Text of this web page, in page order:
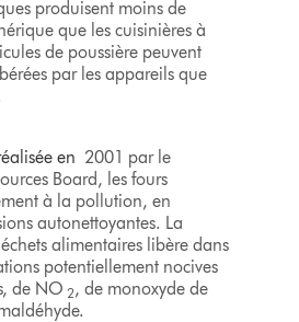
produisent moins de
que les cuisinières à
de poussière peuvent
par les appareils que
en 2001 par le
Board, les fours
à la pollution, en
autonettoyantes. La
alimentaires libère dans
potentiellement nocives
de NO 2 , de monoxyde de